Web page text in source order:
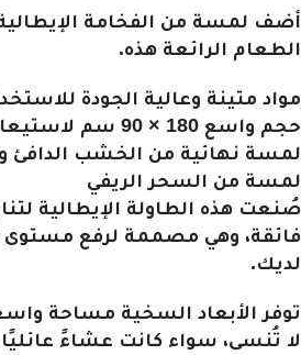
أضف لمسة من الفخامة
الطعام الرائعة هذه.
مواد متينة وعالية الجودة
حجم واسع 180 × 90 سم لاستيعاب عائلتك وضيوفك
لمسة نهائية من الخشب الدافئ
لمسة من السحر الريفي
صُنعت هذه الطاولة الإيطالية
فائقة، وهي مصممة لرفع مستوى
لديك.
توفر الأبعاد السخية مساحة
لا تُنسى، سواء كانت عشاءً عائليًا